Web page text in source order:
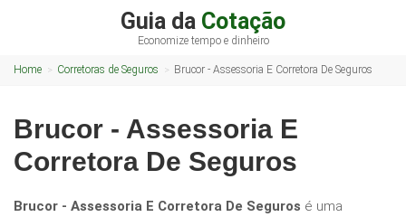
Guia da Cotação
Economize tempo e dinheiro
Home Corretoras de Seguros Brucor - Assessoria E Corretora De Seguros
Brucor - Assessoria E
Corretora De Seguros
Brucor - Assessoria E Corretora De Seguros é uma